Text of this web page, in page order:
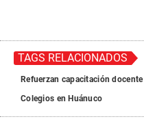
TAGS RELACIONADOS
Refuerzan capacitación docente
Colegios en Huánuco